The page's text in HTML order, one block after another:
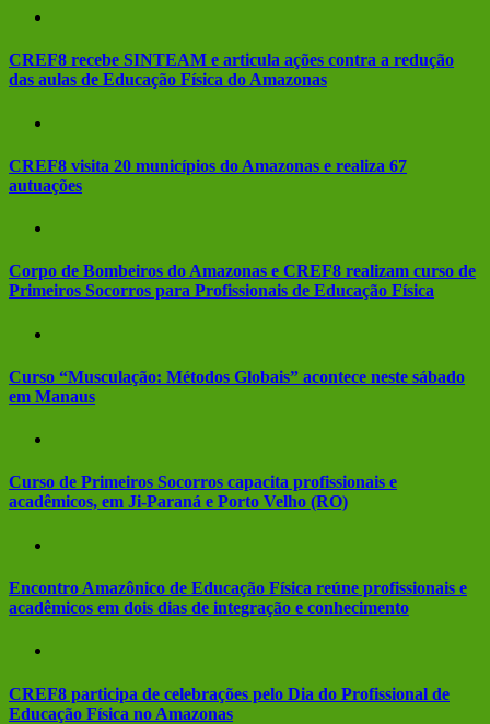
CREF8 recebe SINTEAM e articula ações contra a redução
das aulas de Educação Física do Amazonas
CREF8 visita 20 municípios do Amazonas e realiza 67
autuações
Corpo de Bombeiros do Amazonas e CREF8 realizam curso de
Primeiros Socorros para Profissionais de Educação Física
Curso “Musculação: Métodos Globais” acontece neste sábado
em Manaus
Curso de Primeiros Socorros capacita profissionais e
acadêmicos, em Ji-Paraná e Porto Velho (RO)
Encontro Amazônico de Educação Física reúne profissionais e
acadêmicos em dois dias de integração e conhecimento
CREF8 participa de celebrações pelo Dia do Profissional de
Educação Física no Amazonas